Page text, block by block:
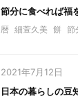
節分に食べれば福
暦 細萱久美 餅 節
2021年7月12日
日本の暮らしの